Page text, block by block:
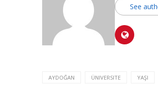
See
AYDOĞAN ÜNIVERSITE YAŞI